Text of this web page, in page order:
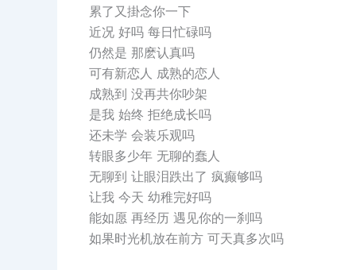
累了又掛念你一下
近况 好吗 每日忙碌吗
仍然是 那麽认真吗
可有新恋人 成熟的恋人
成熟到 没再共你吵架
是我 始终 拒绝成长吗
还未学 会装乐观吗
转眼多少年 无聊的蠢人
无聊到 让眼泪跌出了 疯癫够吗
让我 今天 幼稚完好吗
能如愿 再经历 遇见你的一刹吗
如果时光机放在前方 可天真多次吗